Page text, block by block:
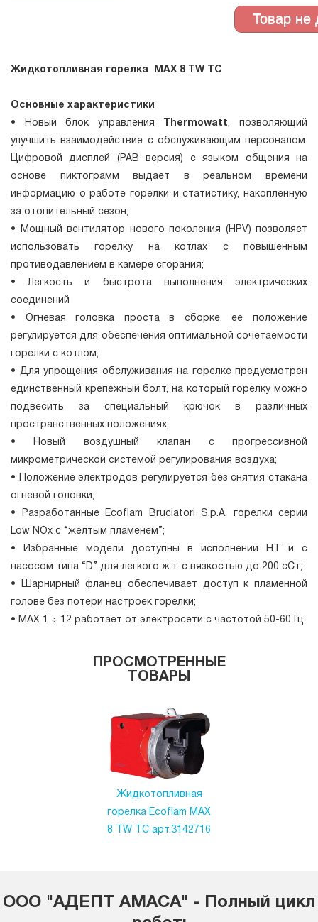
Жидкотопливная горелка MAX 8 TW TC
Основные характеристики
• Новый блок управления
Thermowatt
, позволяющий
улучшить взаимодействие с обслуживающим персоналом.
Цифровой дисплей (PAB версия) с языком общения на
основе пиктограмм выдает в реальном времени
информацию о работе горелки и статистику, накопленную
за отопительный сезон;
• Мощный вентилятор нового поколения (HPV) позволяет
использовать горелку на котлах с повышенным
противодавлением в камере сгорания;
• Легкость и быстрота выполнения электрических
соединений
• Огневая головка проста в сборке, ее положение
регулируется для обеспечения оптимальной сочетаемости
горелки с котлом;
• Для упрощения обслуживания на горелке предусмотрен
единственный крепежный болт, на который горелку можно
подвесить за специальный крючок в различных
пространственных положениях;
• Новый воздушный клапан с прогрессивной
микрометрической системой регулирования воздуха;
• Положение электродов регулируется без снятия стакана
огневой головки;
• Разработанные Ecoflam Bruciatori S.p.A. горелки cepии
Low NOx c “желтым плaмeнeм”;
• Избранные модели доступны в исполнении HT и с
насосом типа “D” для легкого ж.т. с вязкостью до 200 сСт;
• Шарнирный фланец обеспечивает доступ к пламенной
голове без потери настроек горелки;
• MAX 1 ÷ 12 работает от электросети с частотой 50-60 Гц.
ПРОСМОТРЕННЫЕ
ТОВАРЫ
Жидкотопливная
горелка Ecoflam MAX
8 TW TC арт.3142716
ООО "АДЕПТ АМАСА" - Полный цикл